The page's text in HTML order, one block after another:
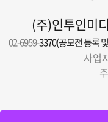
(주)인투인미
02-6959-3370(공모전 등록
사업